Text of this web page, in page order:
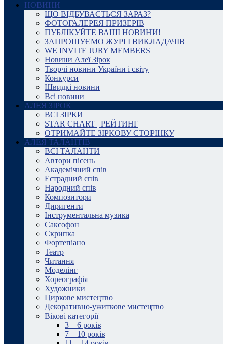
НОВИНИ
ЩО ВІДБУВАЄТЬСЯ ЗАРАЗ?
ФОТОГАЛЕРЕЯ ПРИЗЕРІВ
ПУБЛІКУЙТЕ ВАШІ НОВИНИ!
ЗАПРОШУЄМО ЖУРІ І ВИКЛАДАЧІВ
WE INVITE JURY MEMBERS
Новини Алеї Зірок
Творчі новини України і світу
Конкурси
Швидкі новини
Всі новини
АЛЕЯ ЗІРОК
ВСІ ЗІРКИ
STAR CHART | РЕЙТИНГ
ОТРИМАЙТЕ ЗІРКОВУ СТОРІНКУ
АЛЕЯ ТАЛАНТІВ
ВСІ ТАЛАНТИ
Автори пісень
Академічний спів
Естрадний спів
Народний спів
Композитори
Диригенти
Інструментальна музика
Саксофон
Скрипка
Фортепіано
Театр
Читання
Моделінг
Хореографія
Художники
Циркове мистецтво
Декоративно-ужиткове мистецтво
Вікові категорії
3 – 6 років
7 – 10 років